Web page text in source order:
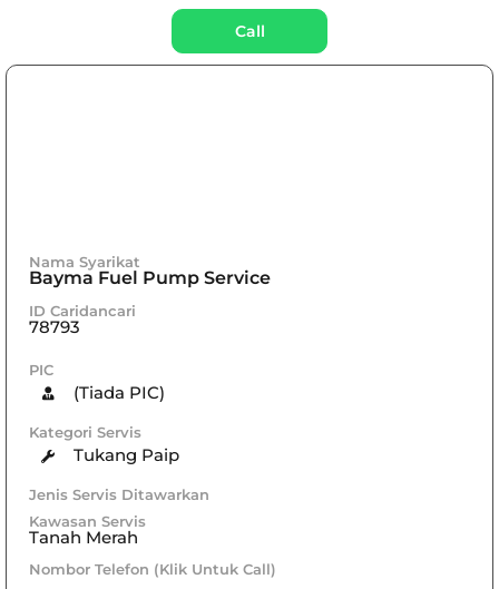
Call
Nama Syarikat
Bayma Fuel Pump Service
ID Caridancari
78793
PIC
(Tiada PIC)
Kategori Servis
Tukang Paip
Jenis Servis Ditawarkan
Kawasan Servis
Tanah Merah
Nombor Telefon (Klik Untuk Call)